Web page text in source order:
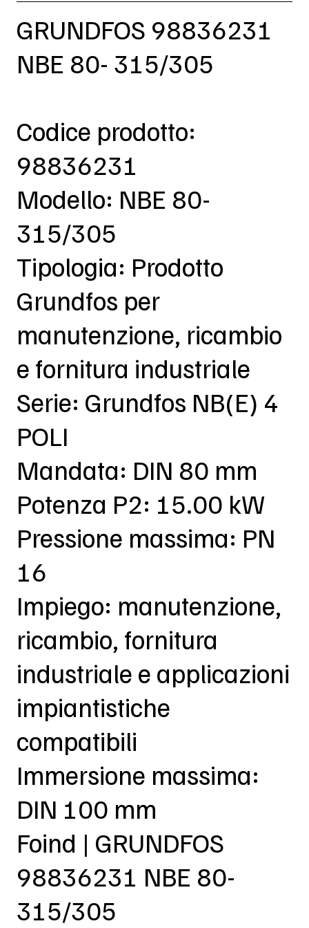
GRUNDFOS 98836231
NBE 80- 315/305
Codice prodotto:
98836231
Modello: NBE 80-
315/305
Tipologia: Prodotto
Grundfos per
manutenzione, ricambio
e fornitura industriale
Serie: Grundfos NB(E) 4
POLI
Mandata: DIN 80 mm
Potenza P2: 15.00 kW
Pressione massima: PN
16
Impiego: manutenzione,
ricambio, fornitura
industriale e applicazioni
impiantistiche
compatibili
Immersione massima:
DIN 100 mm
Foind | GRUNDFOS
98836231 NBE 80-
315/305